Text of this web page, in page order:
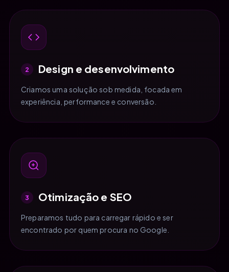
2 Design e desenvolvimento
Criamos uma solução sob medida, focada em
experiência, performance e conversão.
3 Otimização e SEO
Preparamos tudo para carregar rápido e ser
encontrado por quem procura no Google.